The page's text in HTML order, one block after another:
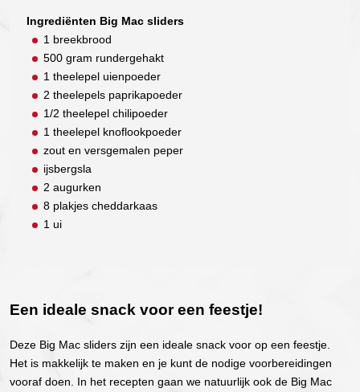
Ingrediënten Big Mac sliders
1 breekbrood
500 gram rundergehakt
1 theelepel uienpoeder
2 theelepels paprikapoeder
1/2 theelepel chilipoeder
1 theelepel knoflookpoeder
zout en versgemalen peper
ijsbergsla
2 augurken
8 plakjes cheddarkaas
1 ui
Een ideale snack voor een feestje!
Deze Big Mac sliders zijn een ideale snack voor op een feestje.
Het is makkelijk te maken en je kunt de nodige voorbereidingen
vooraf doen. In het recepten gaan we natuurlijk ook de Big Mac